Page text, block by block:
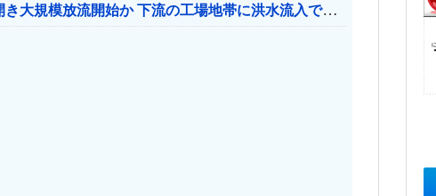
【おわった】 三峡ダム、豪雨で13基の水門を開き大規模放流開始か 下流の工場地帯に洪水流入で崩壊はじまる